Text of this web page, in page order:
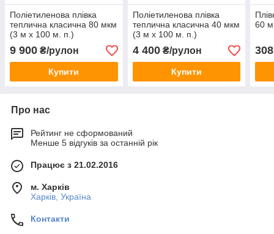
Поліетиленова плівка
теплична класична 80 мкм
(3 м х 100 м. п.)
9 900 ₴/рулон
Купити
Поліетиленова плівка
теплична класична 40 мкм
(3 м х 100 м. п.)
4 400₴/рулон
Купити
60
308
Про нас
Рейтинг не сформований
Менше 5 відгуків за останній рік
Працює з 21.02.2016
м. Харків
Харків, Україна
Контакти